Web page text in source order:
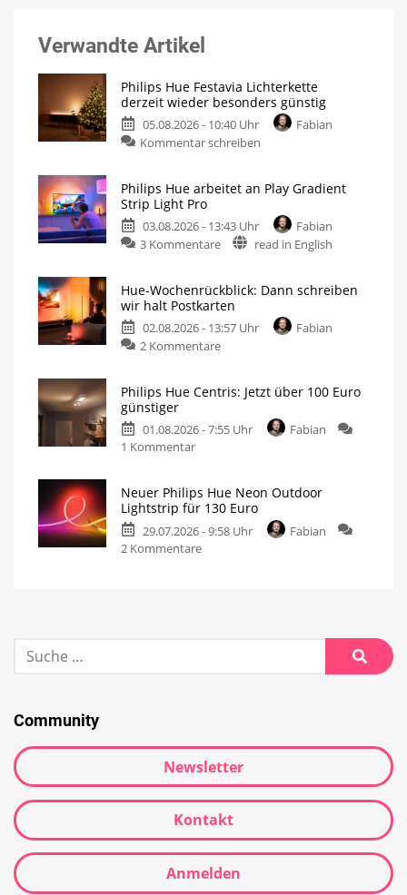
Verwandte Artikel
Philips Hue Festavia Lichterkette
derzeit wieder besonders günstig
05.08.2026 - 10:40 Uhr
Fabian
Kommentar schreiben
Philips Hue arbeitet an Play Gradient
Strip Light Pro
03.08.2026 - 13:43 Uhr
Fabian
3 Kommentare
read in English
Hue-Wochenrückblick: Dann schreiben
wir halt Postkarten
02.08.2026 - 13:57 Uhr
Fabian
2 Kommentare
Philips Hue Centris: Jetzt über 100 Euro
günstiger
01.08.2026 - 7:55 Uhr
Fabian
1 Kommentar
Neuer Philips Hue Neon Outdoor
Lightstrip für 130 Euro
29.07.2026 - 9:58 Uhr
Fabian
2 Kommentare
Community
Newsletter
Kontakt
Anmelden